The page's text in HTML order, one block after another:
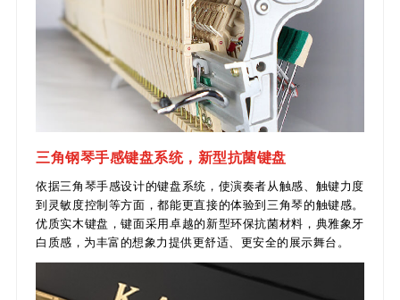
三角钢琴手感键盘系统，新型抗菌键盘
依据三角琴手感设计的键盘系统，使演奏者从触感、触键力度
到灵敏度控制等方面，都能更直接的体验到三角琴的触键感。
优质实木键盘，键面采用卓越的新型环保抗菌材料，典雅象牙
白质感，为丰富的想象力提供更舒适、更安全的展示舞台。